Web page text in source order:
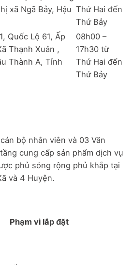
xã Ngã Bảy, Hậu Thứ Hai đến
Thứ Bảy
Quốc Lộ 61, Ấp
Thạnh Xuân ,
Thành A, Tỉnh
08h00 –
17h30 từ
Thứ Hai đến
Thứ Bảy
bộ nhân viên và 03 Văn
cung cấp sản phẩm dịch vụ
phủ sóng rộng phủ khắp tại
và 4 Huyện.
Phạm vi lắp đặt